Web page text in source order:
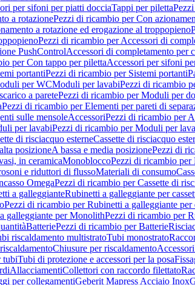
per sifoni per piatti docciaTappi per piletta
a rotazionePezzi di ricambio per Con
a rotazione ed erogazione al troppopieno
Pezzi di ricambio per Accessori di
PushControlAccessori di completamento per
per Con tappo per pilettaAccessori per sifoni
portantiPezzi di ricambio per Sistemi portanti
per WCModuli per lavabiPezzi di ricambio
a paretePezzi di ricambio per Moduli per
Pezzi di ricambio per Elementi per pareti di
sulle mensoleAccessoriPezzi di ricambio per
per lavabiPezzi di ricambio per Moduli per
di risciacquo esterneCassette di risciacquo
posizioneA bassa e media posizionePezzi di
in ceramicaMonobloccoPezzi di ricambio
e riduttori di flussoMateriali di consumo
OmegaPezzi di ricambio per Cassette di
a galleggianteRubinetti a galleggiante per
Pezzi di ricambio per Rubinetti a galleggiante per
galleggiante per MonolithPezzi di ricambio per
BatteriePezzi di ricambio per Batterie
riscaldamento multistratoTubi monostrato
Chiusure per riscaldamentoAccessori
tubiTubi di protezione e accessori per la posa
AllacciamentiCollettori con raccordo filettato
per collegamentiGeberit Mapress Acciaio Inox